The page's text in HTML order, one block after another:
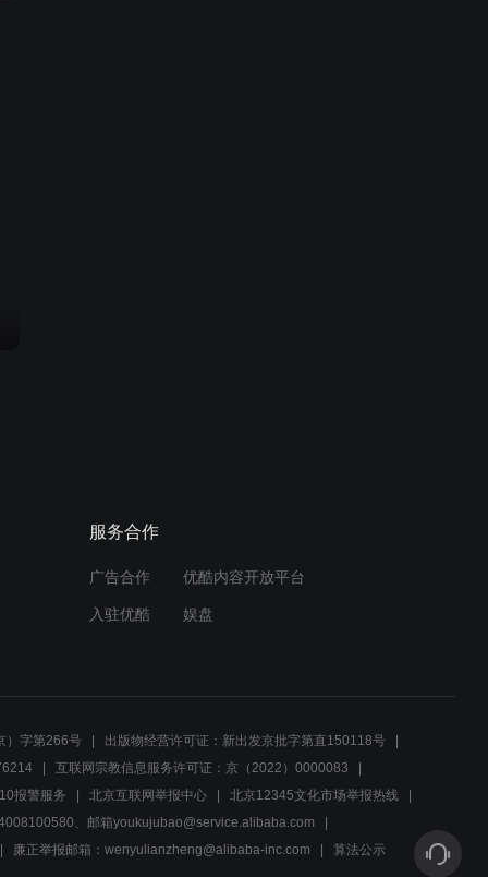
服务合作
广告合作 优酷内容开放平台
入驻优酷 娱盘
）字第266号
出版物经营许可证：新出发京批字第直150118号
互联网宗教信息服务许可证：京（2022）0000083
报警服务
北京互联网举报中心
北京12345文化市场举报热线
、邮箱youkujubao@service.alibaba.com
廉正举报邮箱：wenyulianzheng@alibaba-inc.com
算法公示